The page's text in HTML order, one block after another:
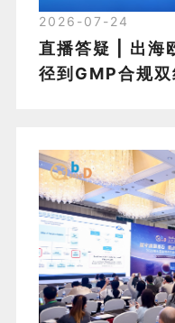
2026-07-24
直播答疑 | 出海
径到GMP合规双